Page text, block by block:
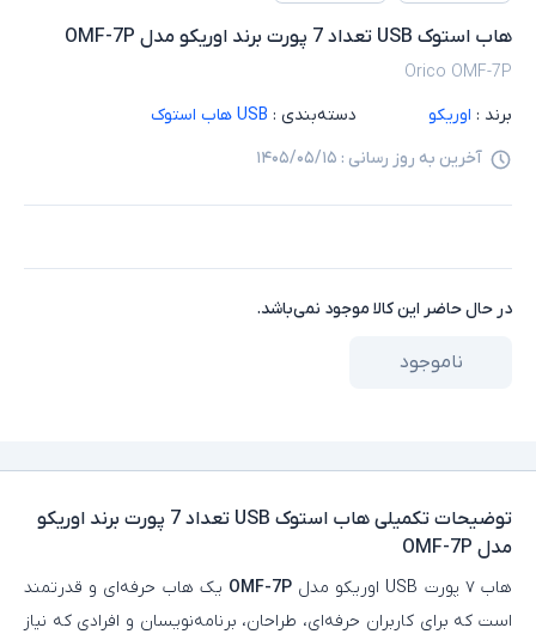
هاب استوک USB تعداد 7 پورت برند اوریکو مدل OMF-7P
Orico OMF-7P
برند : اوریکو دسته‌بندی : USB هاب استوک
آخرین به روز رسانی : ۱۴۰۵/۰۵/۱۵
در حال حاضر این کالا موجود نمی‌باشد.
ناموجود
توضیحات تکمیلی
هاب استوک USB تعداد 7 پورت برند اوریکو
مدل OMF-7P
هاب ۷ پورت USB اوریکو مدل OMF-7P یک هاب حرفه‌ای و قدرتمند
است که برای کاربران حرفه‌ای، طراحان، برنامه‌نویسان و افرادی که نیاز